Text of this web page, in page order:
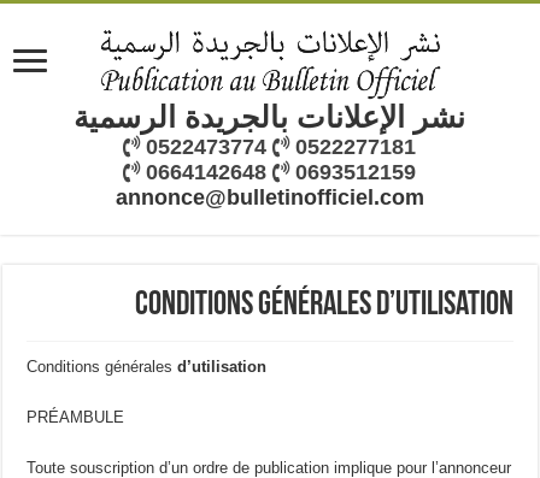
نشر الإعلانات بالجريدة الرسمية
0522473774
0522277181
0664142648
0693512159
annonce@bulletinofficiel.com
Conditions générales d’utilisation
Conditions générales d’utilisation
PRÉAMBULE
Toute souscription d’un ordre de publication implique pour l’annonceur